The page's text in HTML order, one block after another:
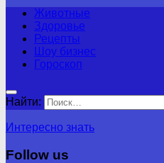
Животные
Здоровье
Рецепты
Шоу бизнес
Гороскоп
Найти:
Интересно знать
Follow us